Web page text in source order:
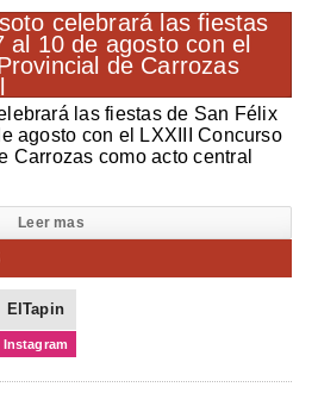
las fiestas de San Félix
agosto con el LXXIII Concurso
Carrozas como acto central
Leer mas
ElTapin
Instagram